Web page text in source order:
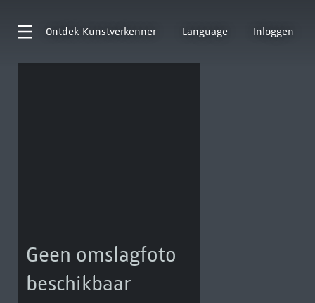
Ontdek Kunstverkenner Language Inloggen
Geen omslagfoto
beschikbaar